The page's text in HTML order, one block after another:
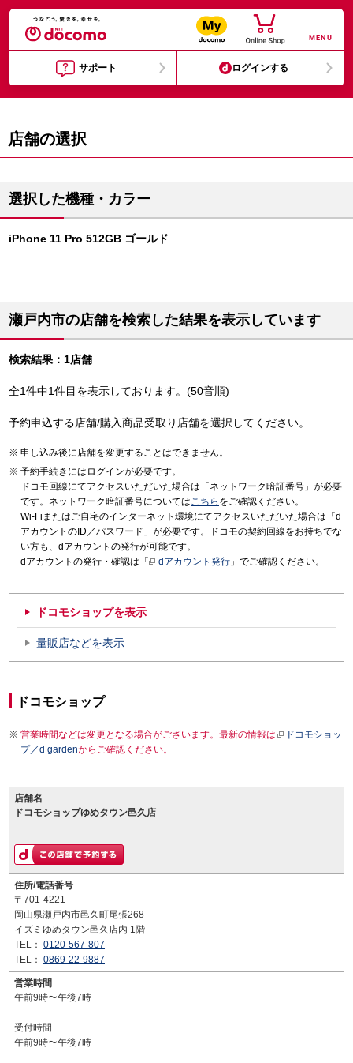
MENU
サポート ログインする
店舗の選択
選択した機種・カラー
iPhone 11 Pro 512GB ゴールド
瀬戸内市の店舗を検索した結果を表示しています
検索結果：1店舗
全1件中1件目を表示しております。(50音順)
予約申込する店舗/購入商品受取り店舗を選択してください。
申し込み後に店舗を変更することはできません。
予約手続きにはログインが必要です。
ドコモ回線にてアクセスいただいた場合は「ネットワーク暗証番号」が必要
です。ネットワーク暗証番号についてはこちら をご確認ください。
Wi-Fiまたはご自宅のインターネット環境にてアクセスいただいた場合は「d
アカウントのID／パスワード」が必要です。ドコモの契約回線をお持ちでな
い方も、dアカウントの発行が可能です。
dアカウントの発行・確認は「
dアカウント発行 」でご確認ください。
ドコモショップを表示
量販店などを表示
ドコモショップ
営業時間などは変更となる場合がございます。最新の情報は
ドコモショッ
プ／d gardenからご確認ください。
店舗名
ドコモショップゆめタウン邑久店
住所/電話番号
〒701-4221
岡山県瀬戸内市邑久町尾張268
イズミゆめタウン邑久店内 1階
TEL： 0120-567-807
TEL： 0869-22-9887
営業時間
午前9時〜午後7時
受付時間
午前9時〜午後7時